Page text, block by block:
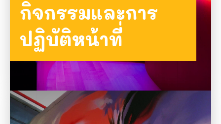
กิจกรรมและการ
ปฏิบัติหน้าที่
ดูข้อมูลทั้งหมด